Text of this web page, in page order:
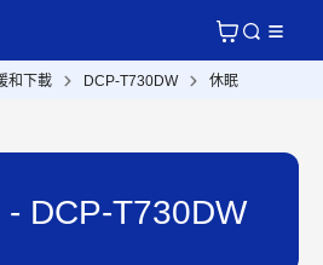
和下載 DCP-T730DW 休眠
- DCP-T730DW